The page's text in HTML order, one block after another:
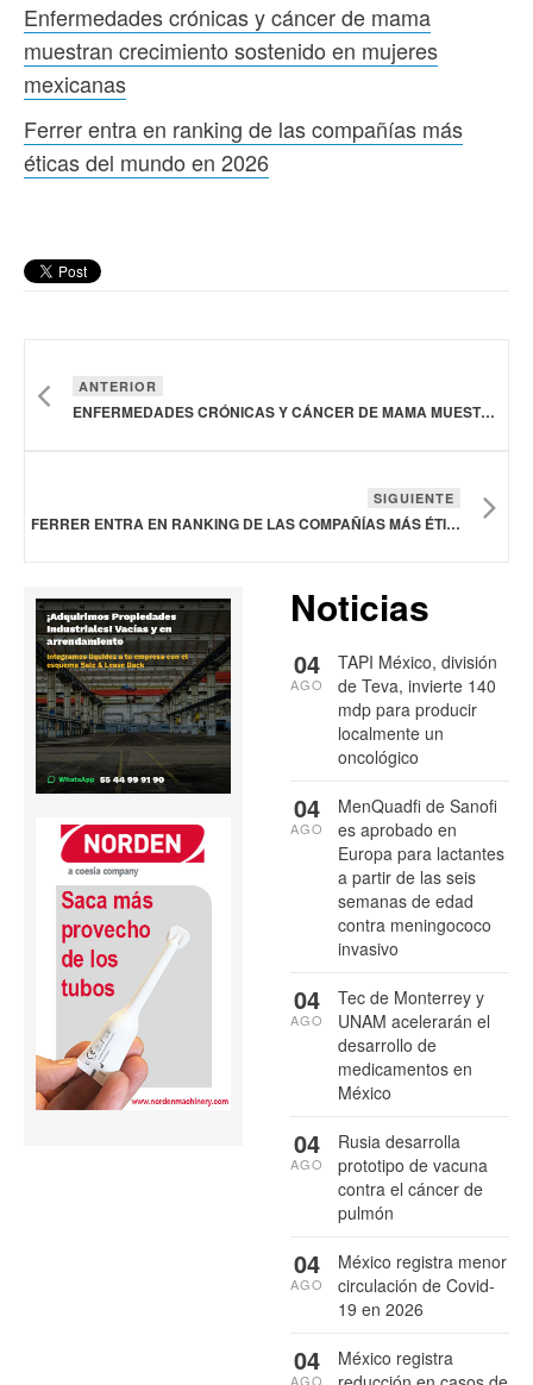
Enfermedades crónicas y cáncer de mama
muestran crecimiento sostenido en mujeres
mexicanas
Ferrer entra en ranking de las compañías más
éticas del mundo en 2026
ANTERIOR
ENFERMEDADES CRÓNICAS Y CÁNCER DE MAMA MUESTRAN CRECIMIENTO SOSTENIDO EN MUJERES MEXICANAS
SIGUIENTE
FERRER ENTRA EN RANKING DE LAS COMPAÑÍAS MÁS ÉTICAS DEL MUNDO EN 2026
Noticias
TAPI México, división
de Teva, invierte 140
mdp para producir
localmente un
oncológico
04
AGO
MenQuadfi de Sanofi
es aprobado en
Europa para lactantes
a partir de las seis
semanas de edad
contra meningococo
invasivo
04
AGO
Tec de Monterrey y
UNAM acelerarán el
desarrollo de
medicamentos en
México
04
AGO
Rusia desarrolla
prototipo de vacuna
contra el cáncer de
pulmón
04
AGO
México registra menor
circulación de Covid-
19 en 2026
04
AGO
México registra
04
AGO